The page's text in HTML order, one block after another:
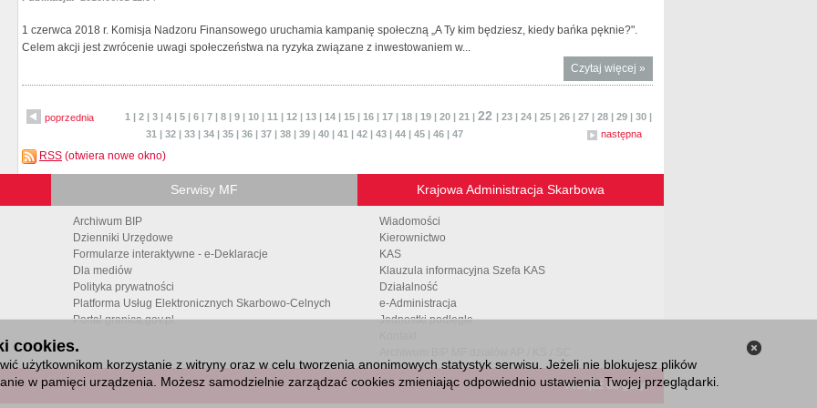
1 czerwca 2018 r. Komisja Nadzoru Finansowego uruchamia kampanię społeczną „A Ty kim będziesz, kiedy bańka pęknie?".
Celem akcji jest zwrócenie uwagi społeczeństwa na ryzyka związane z inwestowaniem w...
Czytaj więcej o A Ty kim
będziesz,
bańka
pęknie.
społeczna
»
poprzednia 1 | 2| 3| 4| 5| 6| 7| 8| 9| 10| 11 | 12| 13| 14| 15| 16| 17| 18| 19| 20| 21 | 22 | 23| 24| 25| 26| 27| 28| 29| 30|
31 | 32 | 33 | 34 | 35 | 36 | 37 | 38 | 39 | 40 | 41 | 42 | 43 | 44 | 45 | 46 | 47 następna
RSS (otwiera nowe okno)
Serwisy MF
Archiwum BIP
Dzienniki Urzędowe
Formularze interaktywne - e-Deklaracje
Dla mediów
Polityka prywatności
Platforma Usług Elektronicznych Skarbowo-Celnych
Portal granica.gov.pl
Krajowa Administracja Skarbowa
Wiadomości
Kierownictwo
KAS
Klauzula informacyjna Szefa KAS
Działalność
e-Administracja
Jednostki podległe
Przejdź do góry
Zamknij
cookies.
użytkownikom korzystanie z witryny oraz w celu tworzenia anonimowych statystyk serwisu. Jeżeli nie blokujesz plików
w pamięci urządzenia. Możesz samodzielnie zarządzać cookies zmieniając odpowiednio ustawienia Twojej przeglądarki.